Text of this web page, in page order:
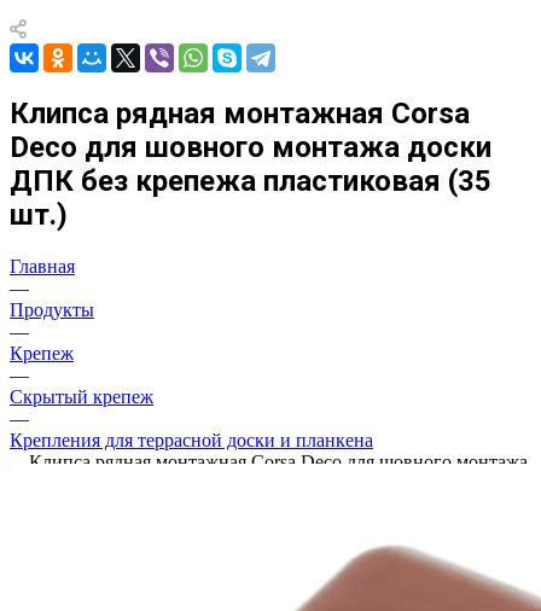
Клипса рядная монтажная Corsa
Deco для шовного монтажа доски
ДПК без крепежа пластиковая (35
шт.)
Главная
—
Продукты
—
Крепеж
—
Скрытый крепеж
—
Крепления для террасной доски и планкена
Клипса рядная монтажная Corsa Deco для шовного монтажа